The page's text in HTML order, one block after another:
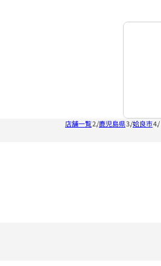
店舗一覧 鹿児島県 姶良市